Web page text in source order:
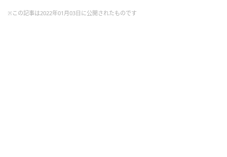
※この記事は2022年01月03日に公開されたものです